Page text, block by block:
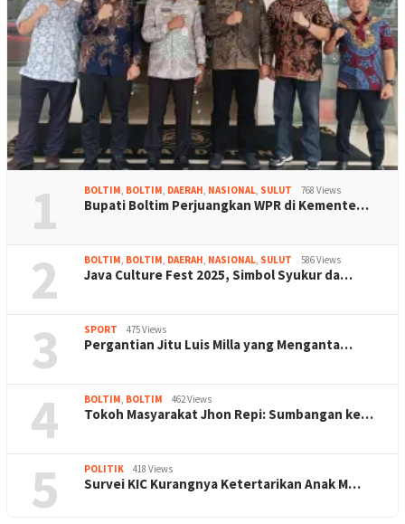
1 BOLTIM, BOLTIM, DAERAH, NASIONAL, SULUT 768 Views
Bupati Boltim Perjuangkan WPR di Kemente…
2 BOLTIM, BOLTIM, DAERAH, NASIONAL, SULUT 586 Views
Java Culture Fest 2025, Simbol Syukur da…
3 SPORT 475 Views
Pergantian Jitu Luis Milla yang Menganta…
4 BOLTIM, BOLTIM 462 Views
Tokoh Masyarakat Jhon Repi: Sumbangan ke…
5 POLITIK 418 Views
Survei KIC Kurangnya Ketertarikan Anak M…